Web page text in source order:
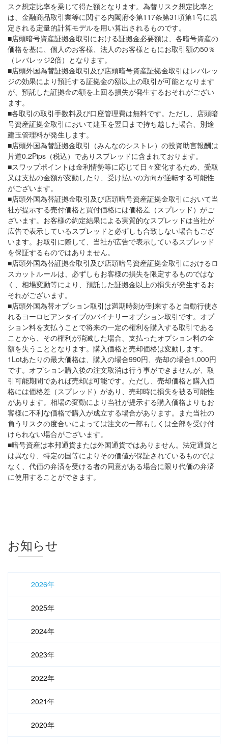
スク想定比率を乗じて得た額となります。為替リスク想定比率と
は、金融商品取引業等に関する内閣府令第117条第31項第1号に規
定される定量的計算モデルを用い算出されるものです。
■店頭暗号資産証拠金取引における証拠金必要額は、各暗号資産の
価格を基に、個人のお客様、法人のお客様ともにお取引額の50％
（レバレッジ2倍）となります。
■店頭外国為替証拠金取引及び店頭暗号資産証拠金取引はレバレッ
ジの効果により預託する証拠金の額以上の取引が可能となります
が、預託した証拠金の額を上回る損失が発生するおそれがござい
ます。
■各取引の取引手数料及び口座管理費は無料です。ただし、店頭暗
号資産証拠金取引において建玉を翌日まで持ち越した場合、別途
建玉管理料が発生します。
■店頭外国為替証拠金取引（みんなのシストレ）の投資助言報酬は
片道0.2Pips（税込）でありスプレッドに含まれております。
■スワップポイントは金利情勢等に応じて日々変化するため、受取
又は支払の金額が変動したり、受け払いの方向が逆転する可能性
がございます。
■店頭外国為替証拠金取引及び店頭暗号資産証拠金取引において当
社が提示する売付価格と買付価格には価格差（スプレッド）がご
ざいます。お客様の約定結果による実質的なスプレッドは当社が
広告で表示しているスプレッドと必ずしも合致しない場合もござ
います。お取引に際して、当社が広告で表示しているスプレッド
を保証するものではありません。
■店頭外国為替証拠金取引及び店頭暗号資産証拠金取引におけるロ
スカットルールは、必ずしもお客様の損失を限定するものではな
く、相場変動等により、預託した証拠金以上の損失が発生するお
それがございます。
■店頭外国為替オプション取引は満期時刻が到来すると自動行使さ
れるヨーロピアンタイプのバイナリーオプション取引です。オプ
ション料を支払うことで将来の一定の権利を購入する取引である
ことから、その権利が消滅した場合、支払ったオプション料の全
額を失うこととなります。購入価格と売却価格は変動します。
1Lotあたりの最大価格は、購入の場合990円、売却の場合1,000円
です。オプション購入後の注文取消は行う事ができませんが、取
引可能期間であれば売却は可能です。ただし、売却価格と購入価
格には価格差（スプレッド）があり、売却時に損失を被る可能性
があります。相場の変動により当社が提示する購入価格よりもお
客様に不利な価格で購入が成立する場合があります。また当社の
負うリスクの度合いによっては注文の一部もしくは全部を受け付
けられない場合がございます。
■暗号資産は本邦通貨または外国通貨ではありません。法定通貨と
は異なり、特定の国等によりその価値が保証されているものでは
なく、代価の弁済を受ける者の同意がある場合に限り代価の弁済
に使用することができます。
お知らせ
2026年
2025年
2024年
2023年
2022年
2021年
2020年